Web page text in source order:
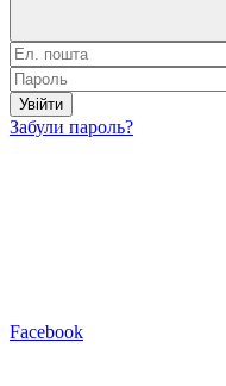
Увійти
Забули пароль?
Facebook